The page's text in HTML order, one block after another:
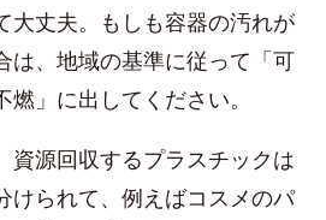
大丈夫。もしも容器の汚れが
は、地域の基準に従って「可
燃」に出してください。
資源回収するプラスチックは
けられて、例えばコスメのパ